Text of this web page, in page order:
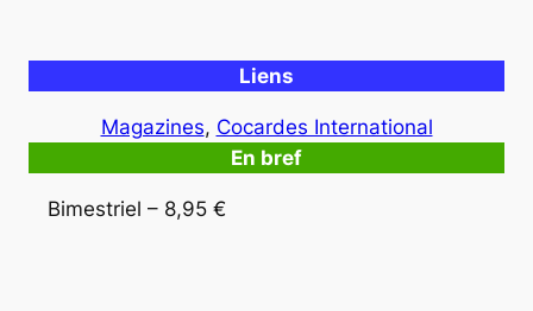
Liens
Magazines, Cocardes International
En bref
Bimestriel – 8,95 €